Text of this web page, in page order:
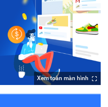
Xem toàn màn hình